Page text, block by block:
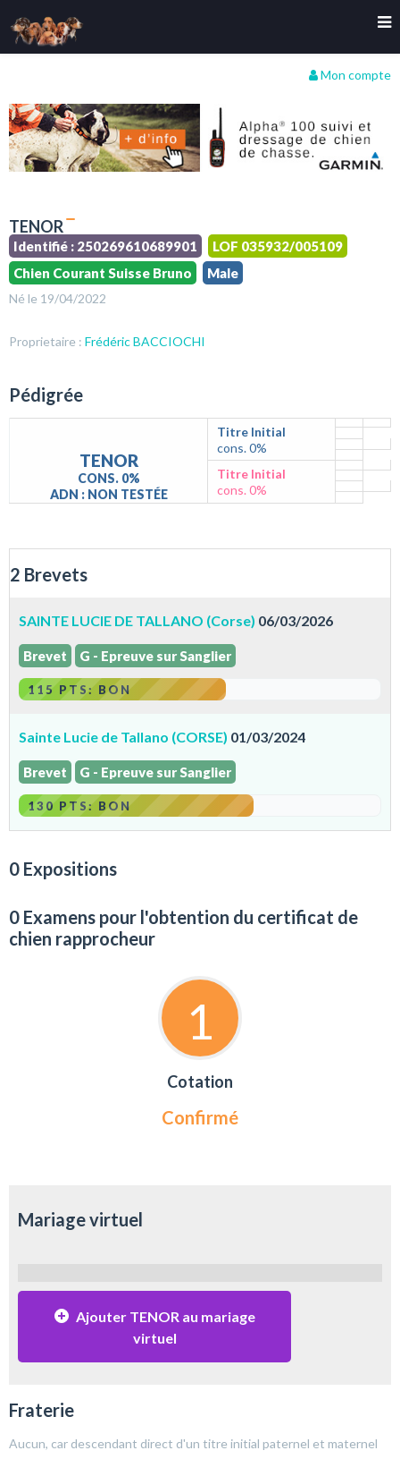
Mon compte
TENOR
Identifié : 250269610689901
LOF 035932/005109
Chien Courant Suisse Bruno
Male
Né le 19/04/2022
Proprietaire : Frédéric BACCIOCHI
Pédigrée
TENOR
CONS. 0%
ADN : NON TESTÉE
Titre Initial
cons. 0%
Titre Initial
cons. 0%
2 Brevets
SAINTE LUCIE DE TALLANO (Corse) 06/03/2026
Brevet G - Epreuve sur Sanglier
115 PTS: BON
Sainte Lucie de Tallano (CORSE) 01/03/2024
Brevet G - Epreuve sur Sanglier
130 PTS: BON
0 Expositions
0 Examens pour l'obtention du certificat de
chien rapprocheur
1
Cotation
Confirmé
Mariage virtuel
Ajouter TENOR au mariage
virtuel
Fraterie
Aucun, car descendant direct d'un titre initial paternel et maternel